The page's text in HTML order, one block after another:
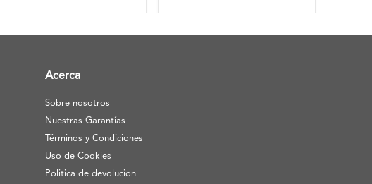
Acerca
Sobre nosotros
Nuestras Garantías
Términos y Condiciones
Uso de Cookies
Politica de devolucion